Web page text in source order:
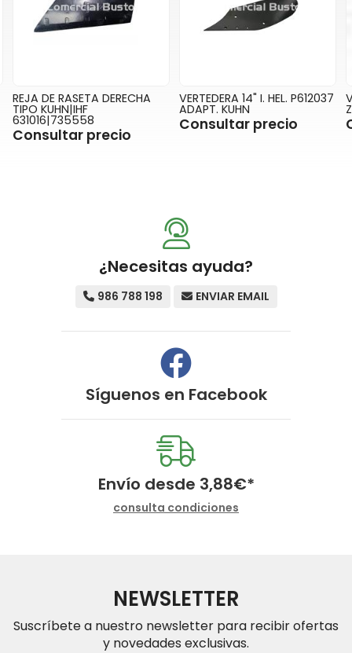
REJA DE RASETA DERECHA
TIPO KUHN|IHF
631016|735558
Consultar precio
VERTEDERA 14" I. HEL. P612037
ADAPT. KUHN
Consultar precio
¿Necesitas ayuda?
986 788 198 ENVIAR EMAIL
Síguenos en Facebook
Envío desde 3,88€*
consulta condiciones
NEWSLETTER
Suscríbete a nuestro newsletter para recibir ofertas
y novedades exclusivas.